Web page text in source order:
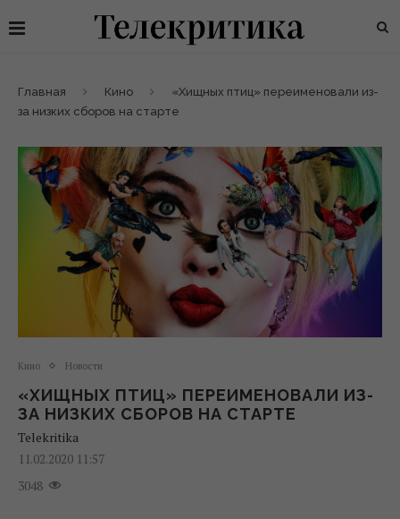
Главная Кино
«Хищных птиц» переименовали из-
за низких сборов на старте
Кино Новости
«ХИЩНЫХ ПТИЦ» ПЕРЕИМЕНОВАЛИ ИЗ-
ЗА НИЗКИХ СБОРОВ НА СТАРТЕ
Telekritika
11.02.2020 11:57
3048